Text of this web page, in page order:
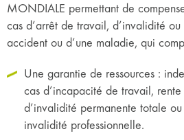
MONDIALE permettant de
cas d’arrêt de travail, d’invalidité
accident ou d’une maladie, qui
Une garantie de ressources :
cas d’incapacité de travail,
d’invalidité permanente totale
invalidité professionnelle.